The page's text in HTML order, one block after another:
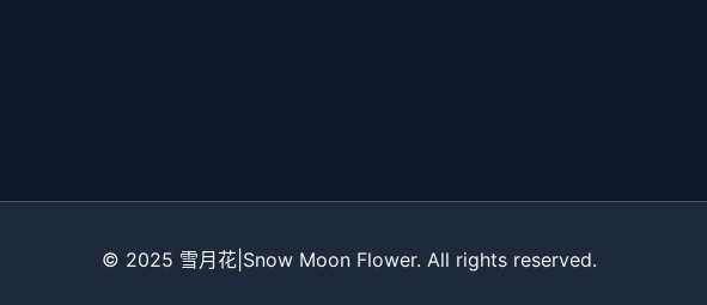
© 2025 雪月花|Snow Moon Flower. All rights reserved.